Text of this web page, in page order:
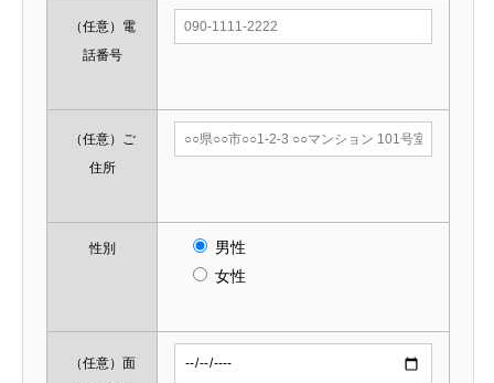
（任意） 電
話番号
（任意） ご
住所
性別
男性
女性
（任意） 面